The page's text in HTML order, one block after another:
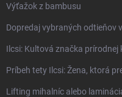
Výťažok z bambusu
Dopredaj vybraných odtieňov
Ilcsi: Kultová značka
Príbeh tety Ilcsi: Žena, ktorá
Lifting mihalníc alebo